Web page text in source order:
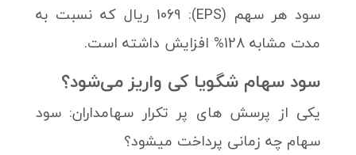
سود هر سهم (EPS): 1069 ریال که نسبت به
مدت مشابه 128% افزایش داشته است.
سود سهام شگویا کی واریز می‌شود؟
یکی از پرسش های پر تکرار سهامداران: سود
سهام چه زمانی پرداخت میشود؟